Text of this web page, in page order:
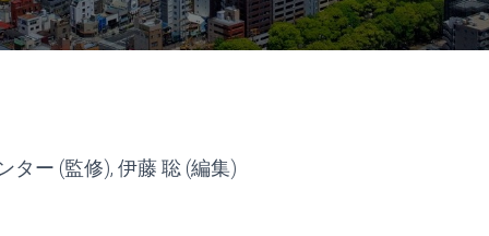
ー (監修), 伊藤 聡 (編集)